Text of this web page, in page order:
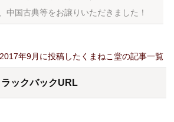
中国古典等をお譲りいただきました！
2017年9月に投稿したくまねこ堂の記事一覧
ックバックURL